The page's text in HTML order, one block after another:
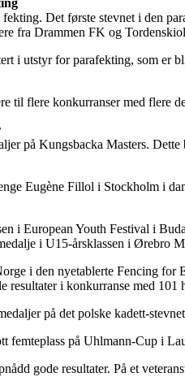
Det første stevnet i den
fra Drammen FK og
i utstyr for parafekting, som er
til flere konkurranser med flere
på Kungsbacka Masters.
Eugène Fillol i Stockholm i
i European Youth Festival i
i U15-årsklassen i Ørebro
i den nyetablerte Fencing
resultater i konkurranse med
på det polske kadett-
femteplass på Uhlmann-Cup i
gode resultater. På et